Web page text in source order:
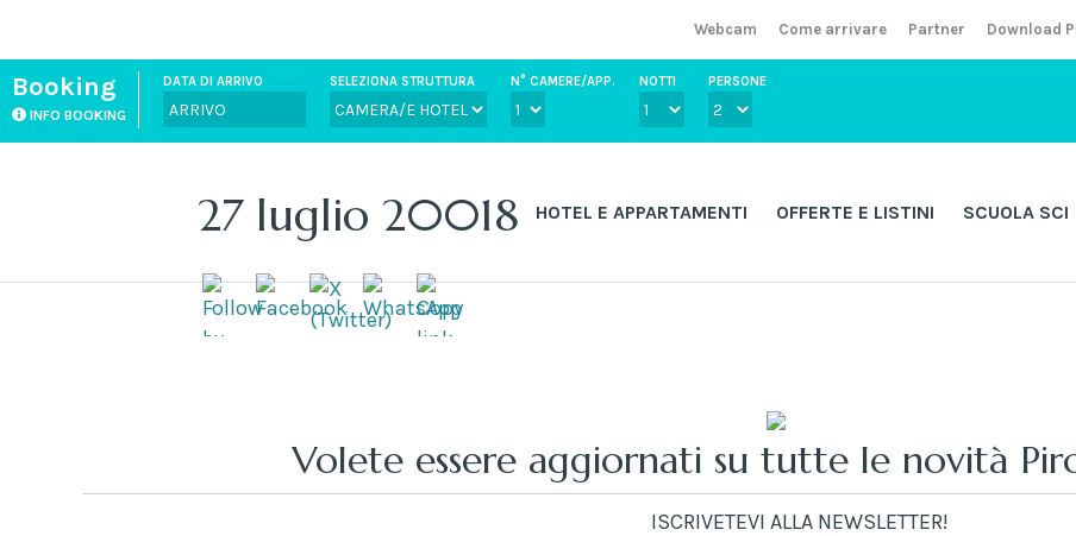
Webcam Come arrivare Partner Download
Booking
INFO BOOKING
DATA DI ARRIVO SELEZIONA STRUTTURA N° CAMERE/APP. NOTTI PERSONE
HOTEL E APPARTAMENTI OFFERTE E LISTINI SCUOLA SCI
27 luglio 20018
Volete essere aggiornati su tutte le novità
ISCRIVETEVI ALLA NEWSLETTER!